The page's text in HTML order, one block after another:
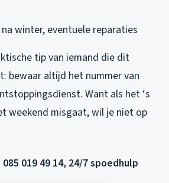
winter, eventuele reparaties
tip van iemand die dit
bewaar altijd het nummer van
Want als het ‘s
weekend misgaat, wil je niet op
019 49 14, 24/7 spoedhulp